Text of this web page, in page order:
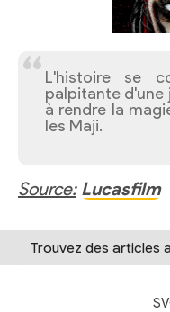
L'histoire se
palpitante d'une
à rendre la
les Maji.
Source: Lucasfilm
Trouvez des articles